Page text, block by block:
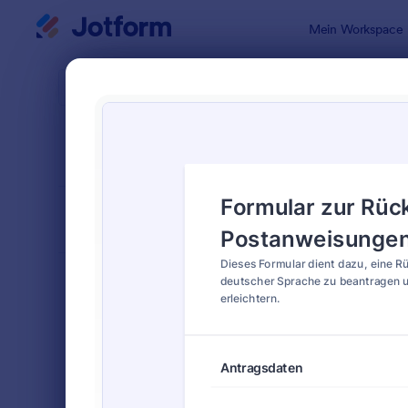
Mein Workspace
Klassisch
675